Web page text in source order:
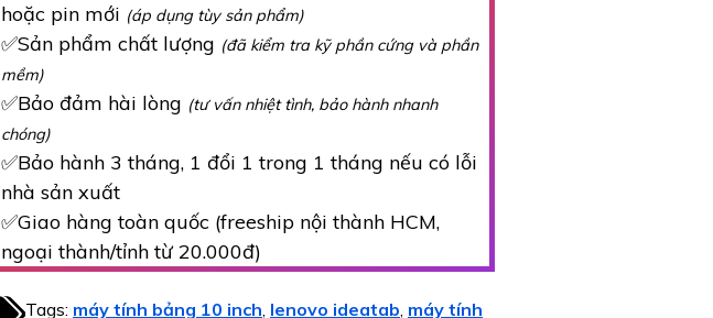
hoặc pin mới (áp dụng tùy sản phẩm)
✅Sản phẩm chất lượng (đã kiểm tra kỹ phần cứng và phần
mềm)
✅Bảo đảm hài lòng (tư vấn nhiệt tình, bảo hành nhanh
chóng)
✅Bảo hành 3 tháng, 1 đổi 1 trong 1 tháng nếu có lỗi
nhà sản xuất
✅Giao hàng toàn quốc (freeship nội thành HCM,
ngoại thành/tỉnh từ 20.000đ)
Tags: máy tính bảng 10 inch lenovo ideatab máy tính